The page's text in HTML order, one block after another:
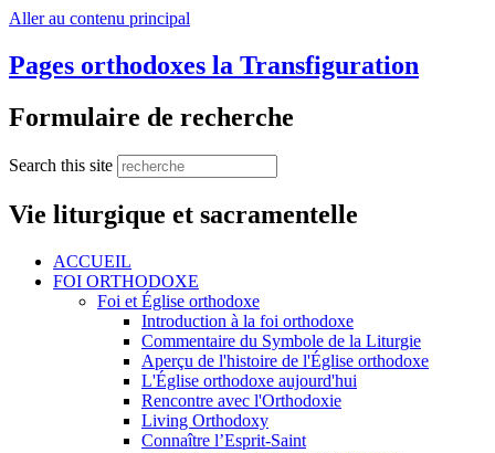
Aller au contenu principal
Pages orthodoxes la Transfiguration
Formulaire de recherche
Search this site
Vie liturgique et sacramentelle
ACCUEIL
FOI ORTHODOXE
Foi et Église orthodoxe
Introduction à la foi orthodoxe
Commentaire du Symbole de la Liturgie
Aperçu de l'histoire de l'Église orthodoxe
L'Église orthodoxe aujourd'hui
Rencontre avec l'Orthodoxie
Living Orthodoxy
Connaître l’Esprit-Saint